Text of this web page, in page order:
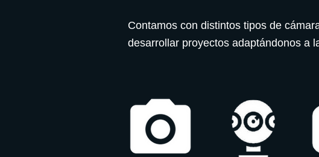
Contamos con distintos tipos de
desarrollar proyectos adaptándonos a